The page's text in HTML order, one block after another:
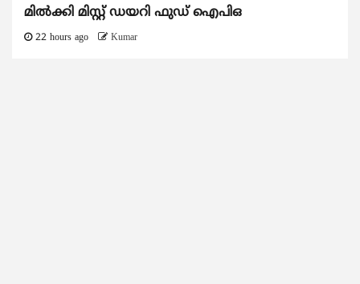
മിൽക്കി മിസ്റ്റ് ഡയറി ഫുഡ് ഐപിഒ
22 hours ago Kumar